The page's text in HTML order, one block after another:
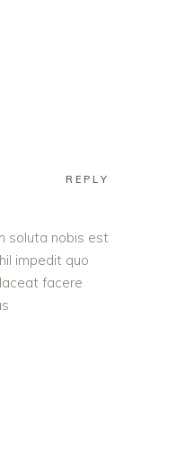
REPLY
soluta nobis est
impedit quo
facere